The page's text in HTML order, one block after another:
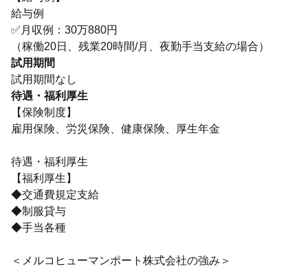
給与例
✅月収例：30万880円
（稼働20日、残業20時間/月、夜勤手当支給の場合）
試用期間
試用期間なし
待遇・福利厚生
【保険制度】
雇用保険、労災保険、健康保険、厚生年金
待遇・福利厚生
【福利厚生】
◆交通費規定支給
◆制服貸与
◆手当各種
＜メルコヒューマンポート株式会社の強み＞